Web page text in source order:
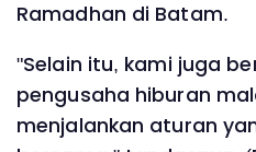
Ramadhan di Batam.
"Selain itu, kami juga
pengusaha hiburan
menjalankan aturan